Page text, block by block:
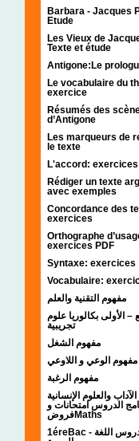
Barbara - Jacques
Etude
Les Vieux de
Texte et étude
Antigone:Le
Le vocabulaire du
exercice
Résumés des
d’Antigone
Les marqueurs de
le texte
L'accord: exercices
Rédiger un texte
avec exemples
Concordance des
exercices
Orthographe
exercices PDF
Syntaxe: exercices
Vocabulaire:
مفهوم التقنية والعلم
الأولى بكالوريا علوم
تجريبية
مفهوم الشغل
مفهوم الوعي و اللاوعي
مفهوم الرغبة
والعلوم الإنسانية
الدروس امتحانات و
فروضMaths
1éreBac - ملخص في دروس اللغة